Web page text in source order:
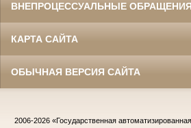
ВНЕПРОЦЕССУАЛЬНЫЕ ОБРАЩЕНИЯ
КАРТА САЙТА
ОБЫЧНАЯ ВЕРСИЯ САЙТА
2006-2026 «Государственная